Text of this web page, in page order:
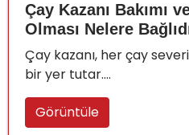
Çay Kazanı Bakımı
Olması Nelere
Çay kazanı, her çay
bir yer tutar....
Görüntüle